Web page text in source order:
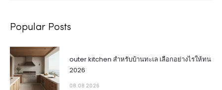
Popular Posts
outer kitchen สำหรับบ้านทะเล เลือกอย่างไรให้ทน
2026
08.08 2026